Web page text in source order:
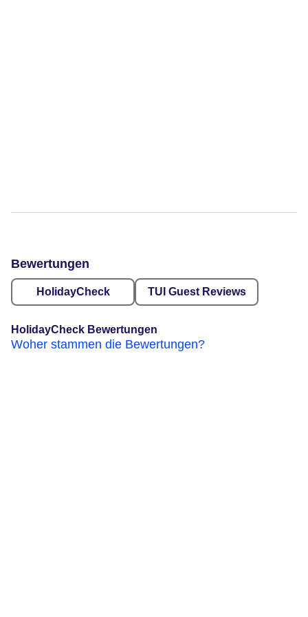
Bewertungen
HolidayCheck TUI Guest Reviews
HolidayCheck Bewertungen
Woher stammen die Bewertungen?